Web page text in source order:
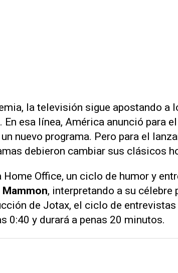
la televisión sigue apostando a
En esa línea, América anunció para
nuevo programa. Pero para el
debieron cambiar sus clásicos
Home Office, un ciclo de humor y
Mammon, interpretando a su célebre
de Jotax, el ciclo de
0:40 y durará a penas 20 minutos.